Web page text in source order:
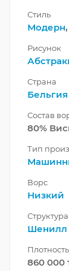
Стиль
Модерн,
Рисунок
Страна
Бельгия
Состав
80%
Тип
Ворс
Низкий
Шенилл
Плотность
860 000